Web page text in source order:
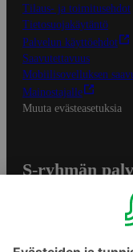
Tilaus- ja toimitusehdot
Tietosuojakäytäntö
Palvelun käyttöehdot
Saavutettavuus
Mobiilisovelluksen
Mainostajalle
Muuta evästeasetuksia
S-ryhmän